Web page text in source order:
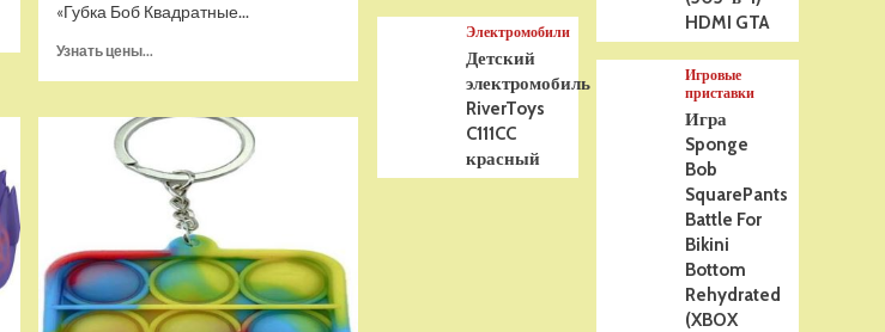
«Губка Боб Квадратные...
Узнать цены...
Игра
SquarePants
Battle
Bikini
Bottom
Rehydrated
(XBOX
Электромобили
Детский
электромобиль
RiverToys
C111CC
красный
HDMI GTA
Игровые
приставки
Игра
Sponge
Bob
SquarePants
Battle For
Bikini
Bottom
Rehydrated
(XBOX